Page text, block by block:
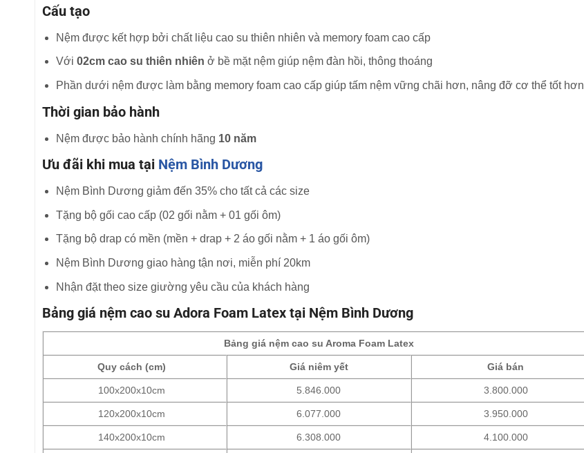
Cấu tạo
Nệm được kết hợp bởi chất liệu cao su thiên nhiên và memory foam cao cấp
Với02cm cao su thiên nhiên ở bề mặt nệm giúp nệm đàn hồi, thông thoáng
Phần dưới nệm được làm bằng memory foam cao cấp giúp tấm nệm vững chãi hơn, nâng đỡ cơ thể tốt hơn
Thời gian bảo hành
Nệm được bảo hành chính hãng 10 năm
Ưu đãi khi mua tại Nệm Bình Dương
Nệm Bình Dương giảm đến 35% cho tất cả các size
Tặng bộ gối cao cấp (02 gối nằm + 01 gối ôm)
Tặng bộ drap có mền (mền + drap + 2 áo gối nằm + 1 áo gối ôm)
Nệm Bình Dương giao hàng tận nơi, miễn phí 20km
Nhận đặt theo size giường yêu cầu của khách hàng
Bảng giá nệm cao su Adora Foam Latex tại Nệm Bình Dương
Bảng giá nệm cao su Aroma Foam Latex
Quy cách (cm) Giá niêm yết Giá bán
100x200x10cm 5.846.000 3.800.000
120x200x10cm 6.077.000 3.950.000
140x200x10cm 6.308.000 4.100.000